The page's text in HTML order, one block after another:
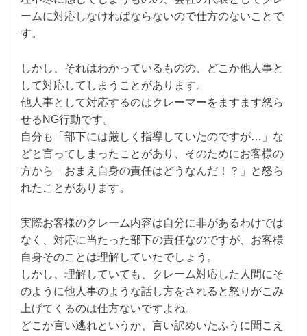
ームに対応しなければならないので仕方のないことで
す。
しかし、それはわかっているものの、どこか他人事と
して対応してしまうことがあります。
他人事として対応するのはクレーマーをますます怒ら
せるNG行動です。
自分も「部下には厳しく指導していたのですが…」な
どと言ってしまったことがあり、そのためにお客様の
方から「おまえ自身の責任はどうなんだ！？」と怒ら
れたことがあります。
実際お客様のクレーム内容は自分に非があるわけでは
なく、対応に当たった部下の責任なのですが、お客様
自身そのことは理解していたでしょう。
しかし、理解していても、クレーム対応した人間にそ
のように他人事のような話し方をされると怒りがこみ
上げてくるのは仕方ないですよね。
どこか言い逃れというか、言い訳めいたふうに聞こえ